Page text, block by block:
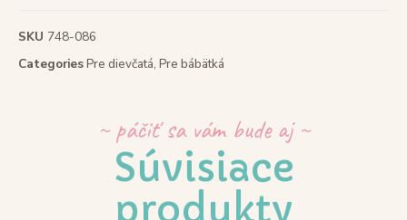
SKU 748-086
CategoriesPre dievčatá, Pre bábätká
~ páčiť sa vám bude aj ~
Súvisiace
produkty